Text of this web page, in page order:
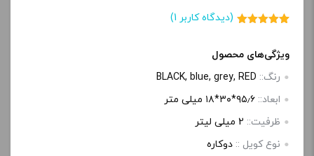
مشتری
(دیدگاه کاربر 1
)
ویژگی‌های محصول
رنگ:: BLACK, blue, grey, RED
ابعاد:: ۹۵٫۶*۳۰*۱۸ میلی متر
ظرفیت:: 2 میلی لیتر
نوع کویل :: دوکاره